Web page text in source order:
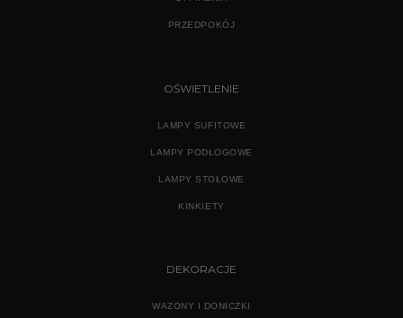
PRZEDPOKÓJ
OŚWIETLENIE
LAMPY SUFITOWE
LAMPY PODŁOGOWE
LAMPY STOŁOWE
KINKIETY
DEKORACJE
WAZONY I DONICZKI